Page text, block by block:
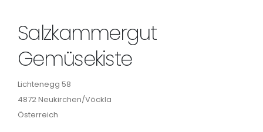
Salzkammergut
Gemüsekiste
Lichtenegg 58
4872 Neukirchen/Vöckla
Österreich